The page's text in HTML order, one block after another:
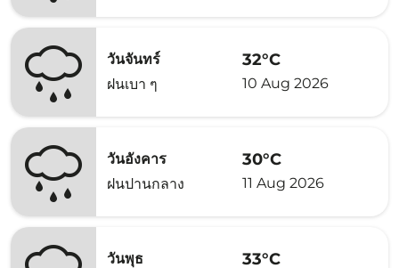
วันจันทร์
ฝนเบา ๆ
32°C
10 Aug 2026
วันอังคาร
ฝนปานกลาง
30°C
11 Aug 2026
วันพุธ
33°C